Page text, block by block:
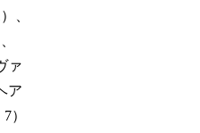
、
ァ
ア
）